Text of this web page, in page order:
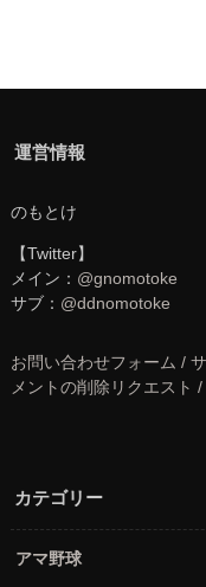
運営情報
のもとけ
【Twitter】
メイン： @gnomotoke
サブ： @ddnomotoke
お問い合わせフォーム /
メントの削除リクエスト
カテゴリー
アマ野球